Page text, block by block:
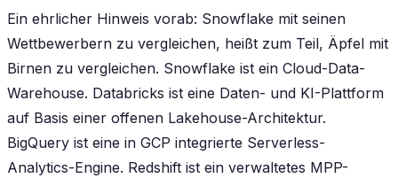
Ein ehrlicher Hinweis vorab: Snowflake mit seinen
Wettbewerbern zu vergleichen, heißt zum Teil, Äpfel mit
Birnen zu vergleichen. Snowflake ist ein Cloud-Data-
Warehouse. Databricks ist eine Daten- und KI-Plattform
auf Basis einer offenen Lakehouse-Architektur.
BigQuery ist eine in GCP integrierte Serverless-
Analytics-Engine. Redshift ist ein verwaltetes MPP-